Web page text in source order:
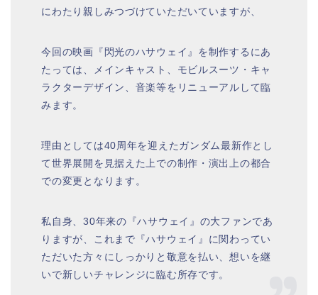
にわたり親しみつづけていただいていますが、
今回の映画『閃光のハサウェイ』を制作するにあ
たっては、メインキャスト、モビルスーツ・キャ
ラクターデザイン、音楽等をリニューアルして臨
みます。
理由としては40周年を迎えたガンダム最新作とし
て世界展開を見据えた上での制作・演出上の都合
での変更となります。
私自身、30年来の『ハサウェイ』の大ファンであ
りますが、これまで『ハサウェイ』に関わってい
ただいた方々にしっかりと敬意を払い、想いを継
いで新しいチャレンジに臨む所存です。